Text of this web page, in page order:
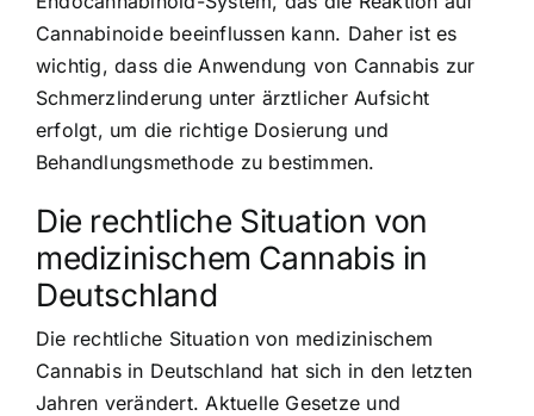
Cannabinoide beeinflussen kann. Daher ist es
wichtig, dass die Anwendung von Cannabis zur
Schmerzlinderung unter ärztlicher Aufsicht
erfolgt, um die richtige Dosierung und
Behandlungsmethode zu bestimmen.
Die rechtliche Situation von
medizinischem Cannabis in
Deutschland
Die rechtliche Situation von medizinischem
Cannabis in Deutschland hat sich in den letzten
Jahren verändert. Aktuelle Gesetze und